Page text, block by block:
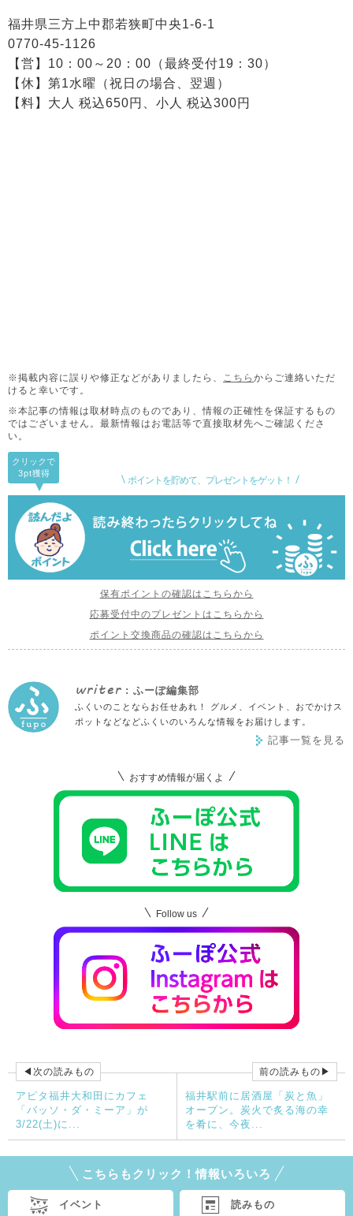
福井県三方上中郡若狭町中央1-6-1
0770-45-1126
【営】10：00～20：00（最終受付19：30）
【休】第1水曜（祝日の場合、翌週）
【料】大人 税込650円、小人 税込300円
※掲載内容に誤りや修正などがありましたら、 こちら からご連絡いただ
けると幸いです。
※本記事の情報は取材時点のものであり、情報の正確性を保証するもの
ではございません。 最新情報はお電話等で直接取材先へご確認くださ
い。
ポイントを貯めて、プレゼントをゲット！
クリックで
3pt獲得
保有ポイントの確認はこちらから
応募受付中のプレゼントはこちらから
ポイント交換商品の確認はこちらから
writer : ふーぽ編集部
ふくいのことならお任せあれ！ グルメ、イベント、おでかけス
ポットなどなどふくいのいろんな情報をお届けします。
記事一覧を見る
おすすめ情報が届くよ
Follow us
◀次の読みもの
アピタ福井大和田にカフェ
「バッソ・ダ・ミーア」が
3/22(土)に...
前の読みもの▶
福井駅前に居酒屋「炭と魚」
オープン。炭火で炙る海の幸
を肴に、今夜...
こちらもクリック！情報いろいろ
イベント 読みもの